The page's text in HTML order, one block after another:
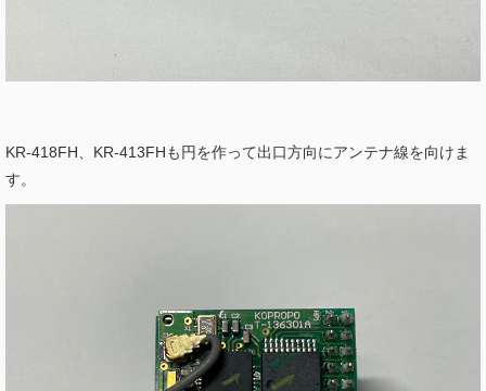
KR-418FH、KR-413FHも円を作って出口方向にアンテナ線を向けま
す。